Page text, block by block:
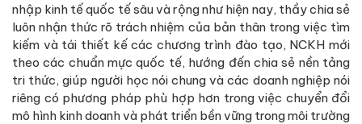
nhập kinh tế quốc tế sâu và rộng như hiện nay, thầy chia sẻ
luôn nhận thức rõ trách nhiệm của bản thân trong việc tìm
kiếm và tái thiết kế các chương trình đào tạo, NCKH mới
theo các chuẩn mực quốc tế, hướng đến chia sẻ nền tảng
tri thức, giúp người học nói chung và các doanh nghiệp nói
riêng có phương pháp phù hợp hơn trong việc chuyển đổi
mô hình kinh doanh và phát triển bền vững trong môi trường